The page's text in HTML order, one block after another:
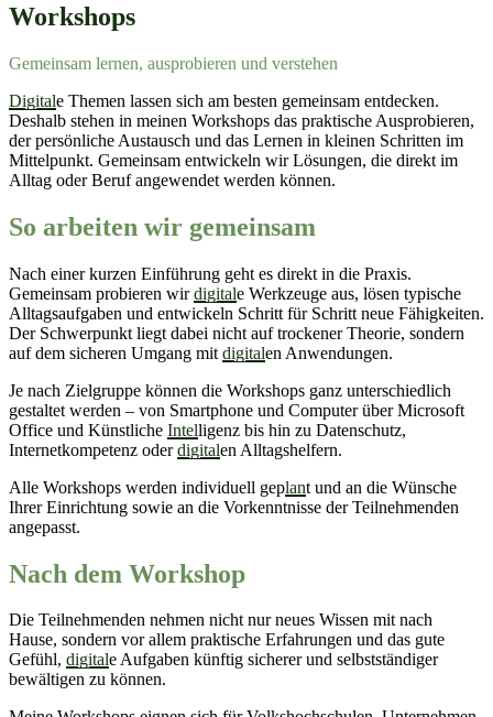
Workshops
Gemeinsam lernen, ausprobieren und verstehen
Digitale Themen lassen sich am besten gemeinsam entdecken.
Deshalb stehen in meinen Workshops das praktische Ausprobieren,
der persönliche Austausch und das Lernen in kleinen Schritten im
Mittelpunkt. Gemeinsam entwickeln wir Lösungen, die direkt im
Alltag oder Beruf angewendet werden können.
So arbeiten wir gemeinsam
Nach einer kurzen Einführung geht es direkt in die Praxis.
Gemeinsam probieren wirdigitale Werkzeuge aus, lösen typische
Alltagsaufgaben und entwickeln Schritt für Schritt neue Fähigkeiten.
Der Schwerpunkt liegt dabei nicht auf trockener Theorie, sondern
auf dem sicheren Umgang mit digitalen Anwendungen.
Je nach Zielgruppe können die Workshops ganz unterschiedlich
gestaltet werden – von Smartphone und Computer über Microsoft
Office und Künstliche Intelligenz bis hin zu Datenschutz,
Internetkompetenz oderdigitalen Alltagshelfern.
Alle Workshops werden individuell geplant und an die Wünsche
Ihrer Einrichtung sowie an die Vorkenntnisse der Teilnehmenden
angepasst.
Nach dem Workshop
Die Teilnehmenden nehmen nicht nur neues Wissen mit nach
Hause, sondern vor allem praktische Erfahrungen und das gute
Gefühl, digitale Aufgaben künftig sicherer und selbstständiger
bewältigen zu können.